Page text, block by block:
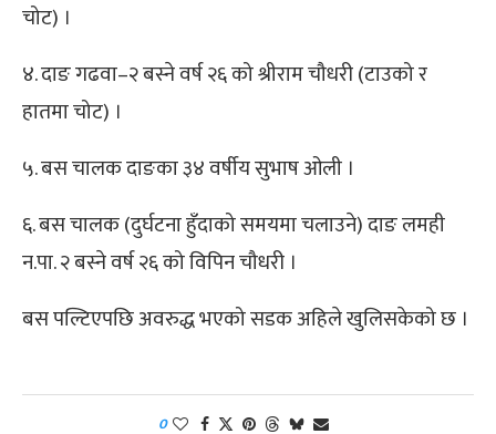
चोट) ।
४. दाङ गढवा–२ बस्ने वर्ष २६ को श्रीराम चौधरी (टाउको र
हातमा चोट) ।
५. बस चालक दाङका ३४ वर्षीय सुभाष ओली ।
६. बस चालक (दुर्घटना हुँदाको समयमा चलाउने) दाङ लमही
न.पा. २ बस्ने वर्ष २६ को विपिन चौधरी ।
बस पल्टिएपछि अवरुद्ध भएको सडक अहिले खुलिसकेको छ ।
0